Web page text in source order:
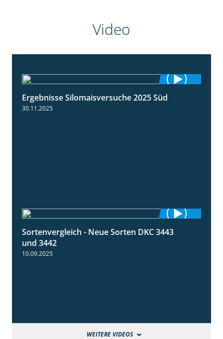
Video
Ergebnisse Silomaisversuche 2025 Süd
30.11.2025
1:59
Sortenvergleich - Neue Sorten DKC 3443
und 3442
10.09.2025
WEITERE VIDEOS